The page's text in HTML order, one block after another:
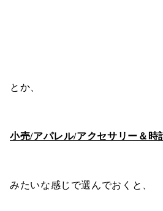
とか、
小売/アパレル/アクセサリー＆時
みたいな感じで選んでおくと、